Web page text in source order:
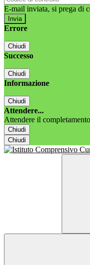
E-mail inviata, si prega di
Errore
Chiudi
Successo
Chiudi
Informazione
Chiudi
Attendere...
Attendere il
Chiudi
Chiudi